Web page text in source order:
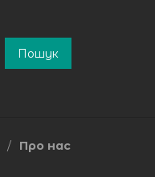
Пошук
Про нас